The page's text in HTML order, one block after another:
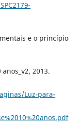
e o princípio
anos_v2, 2013.
Luz-para-